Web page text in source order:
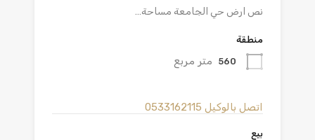
نص ارض حي الجامعة مساحة…
منطقة
560 متر مربع
اتصل بالوكيل 0533162115
بيع